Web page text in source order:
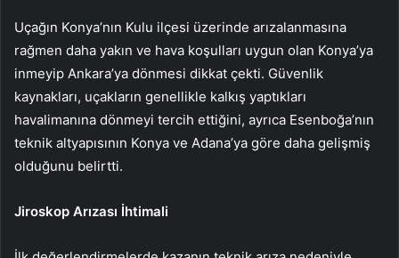
Uçağın Konya’nın Kulu ilçesi üzerinde arızalanmasına
rağmen daha yakın ve hava koşulları uygun olan Konya’ya
inmeyip Ankara’ya dönmesi dikkat çekti. Güvenlik
kaynakları, uçakların genellikle kalkış yaptıkları
havalimanına dönmeyi tercih ettiğini, ayrıca Esenboğa’nın
teknik altyapısının Konya ve Adana’ya göre daha gelişmiş
olduğunu belirtti.
Jiroskop Arızası İhtimali